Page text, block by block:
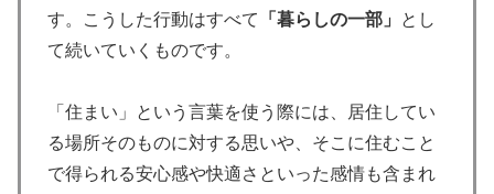
す。こうした行動はすべて
「暮らしの一部」
とし
て続いていくものです。
「住まい」という言葉を使う際には、居住してい
る場所そのものに対する思いや、そこに住むこと
で得られる安心感や快適さといった感情も含まれ